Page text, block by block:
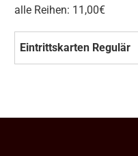
alle Reihen: 11,00€
Eintrittskarten Regulär